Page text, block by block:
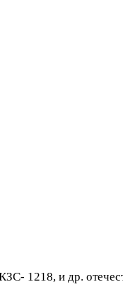
1218, и др.